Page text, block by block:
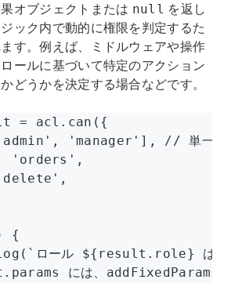
オブジェクトまたは null を返し
ック内で動的に権限を判定するた
す。例えば、ミドルウェアや操作
ールに基づいて特定のアクション
どうかを決定する場合などです。
= acl .can ({
, 'manager' ] ,
// 単一の
'orders' ,
,
{
( `ロール ${ result .role} は
には、addFixedParams で